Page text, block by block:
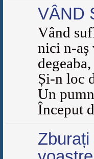
VÂND
Vând
nici n-aș
Și-n loc
Un
Început